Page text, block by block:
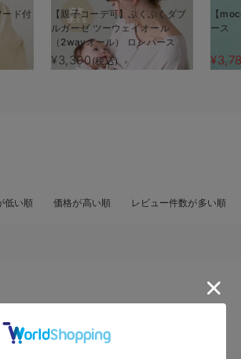
ド付
【親子コーデ可】ぷくぷくダブ
ルガーゼ ツーウェイオール
（2wayオール） ロンパース
¥3,390 (税込)
【
ース
低い順 価格が高い順 レビュー件数が多い順